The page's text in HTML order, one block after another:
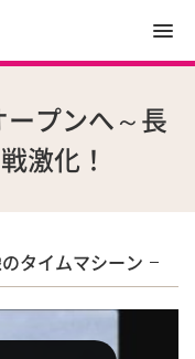
プンへ～長
激化！
タイムマシーン